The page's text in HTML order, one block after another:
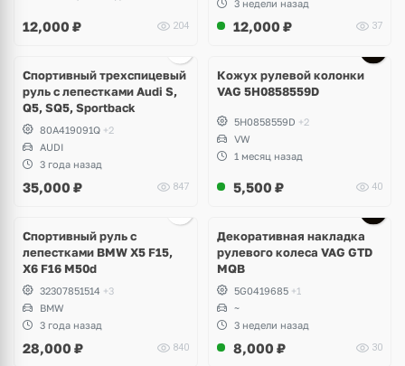
12,000 ₽ 204
3 недели назад
12,000 ₽ 37
Спортивный трехспицевый
руль с лепестками Audi S,
Q5, SQ5, Sportback
80A419091Q +2
AUDI
3 года назад
35,000 ₽ 847
Кожух рулевой колонки
VAG 5H0858559D
5H0858559D +2
VW
1 месяц назад
5,500 ₽ 40
Спортивный руль с
лепестками BMW X5 F15,
X6 F16 M50d
32307851514 +3
BMW
3 года назад
28,000 ₽ 840
Декоративная накладка
рулевого колеса VAG GTD
MQB
5G0419685 +1
~
3 недели назад
8,000 ₽ 30